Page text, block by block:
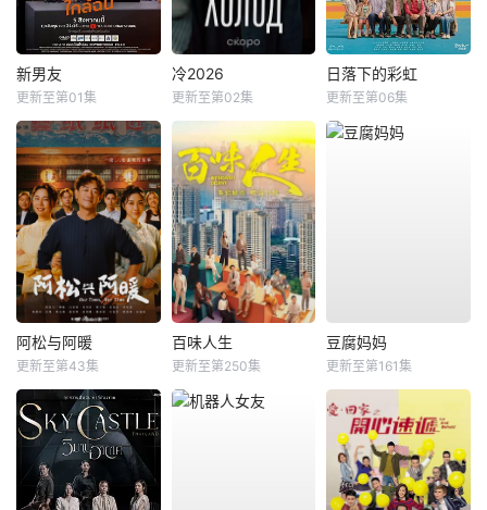
新男友
更新至第01集
冷2026
更新至第02集
日落下的彩虹
更新至第06集
阿松与阿暖
更新至第43集
百味人生
更新至第250集
豆腐妈妈
更新至第161集